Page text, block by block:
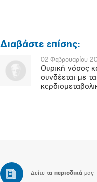
Διαβάστε επίσης:
02 Φεβρουαρίου
Ουρική νόσος
συνδέεται με τα
Δείτε τα περιοδικά μας